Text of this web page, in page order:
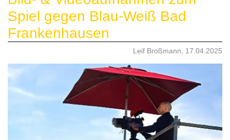
Spiel gegen Blau-Weiß Bad
Frankenhausen
Leif Broßmann, 17.04.2025